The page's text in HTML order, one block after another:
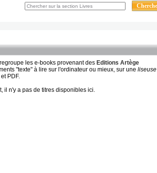
les e-books provenant des Editions Artège
"texte" à lire sur l'ordinateur ou mieux, sur une liseuse
PDF.
il n'y a pas de titres disponibles ici.